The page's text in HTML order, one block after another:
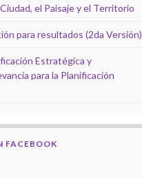
el Paisaje y el Territorio
para resultados (2da Versión)
Estratégica y
para la Planificación
FACEBOOK